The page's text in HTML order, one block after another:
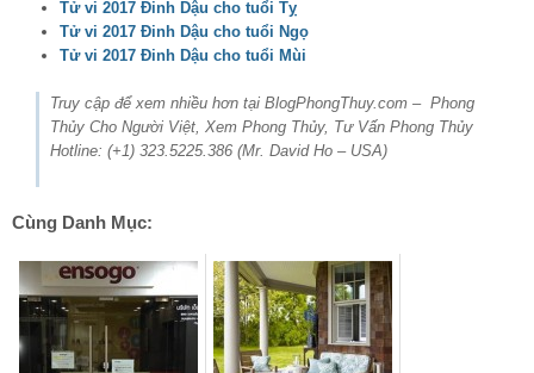
Tử vi 2017 Đinh Dậu cho tuổi Tỵ
Tử vi 2017 Đinh Dậu cho tuổi Ngọ
Tử vi 2017 Đinh Dậu cho tuổi Mùi
Truy cập để xem nhiều hơn tại BlogPhongThuy.com – Phong
Thủy Cho Người Việt, Xem Phong Thủy, Tư Vấn Phong Thủy
Hotline: (+1) 323.5225.386 (Mr. David Ho – USA)
Cùng Danh Mục: